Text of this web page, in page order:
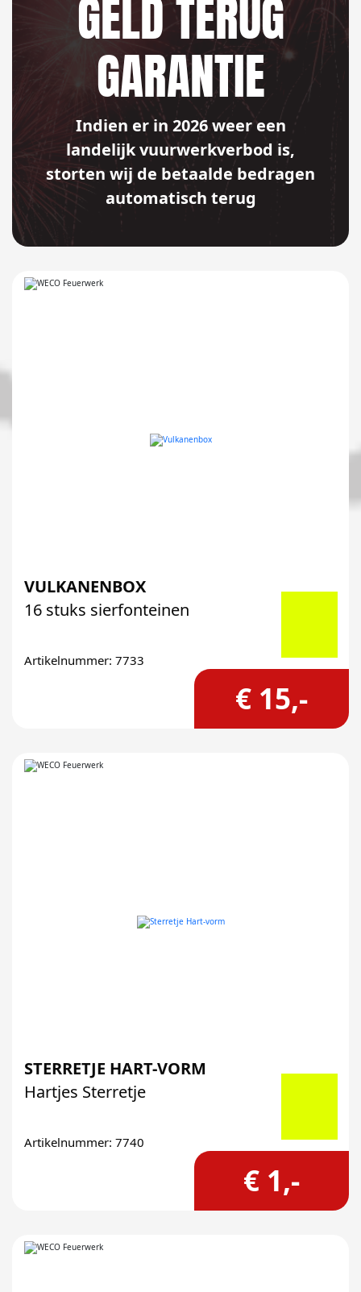
GELD TERUG
GARANTIE
Indien er in 2026 weer een
landelijk vuurwerkverbod is,
storten wij de betaalde bedragen
automatisch terug
VULKANENBOX
16 stuks sierfonteinen
Artikelnummer: 7733
€ 15,-
STERRETJE HART-VORM
Hartjes Sterretje
Artikelnummer: 7740
€ 1,-